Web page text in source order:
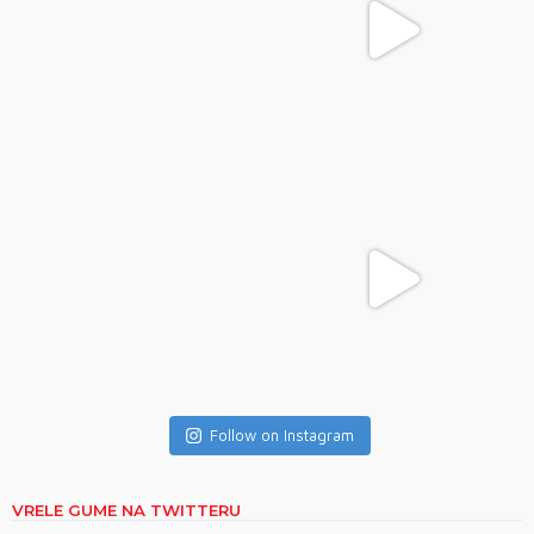
Follow on Instagram
VRELE GUME NA TWITTERU